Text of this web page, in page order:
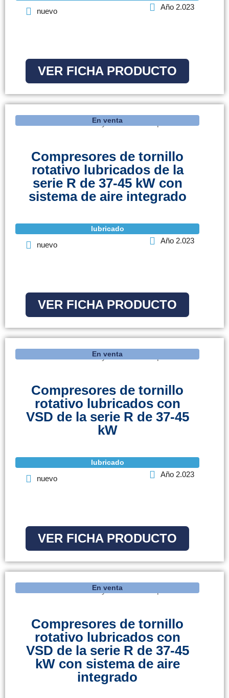
nuevo Año 2.023
VER FICHA PRODUCTO
En venta
Compresores de tornillo
rotativo lubricados de la
serie R de 37-45 kW con
sistema de aire integrado
lubricado
nuevo Año 2.023
VER FICHA PRODUCTO
En venta
Compresores de tornillo
rotativo lubricados con
VSD de la serie R de 37-45
kW
lubricado
nuevo Año 2.023
VER FICHA PRODUCTO
En venta
Compresores de tornillo
rotativo lubricados con
VSD de la serie R de 37-45
kW con sistema de aire
integrado